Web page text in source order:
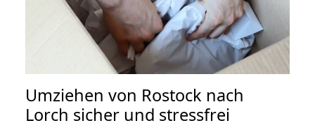
Umziehen von Rostock nach
Lorch sicher und stressfrei